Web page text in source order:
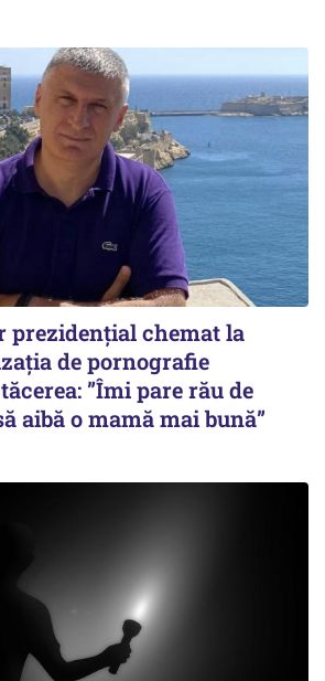
prezidențial chemat la
de pornografie
”Îmi pare rău de
aibă o mamă mai bună”